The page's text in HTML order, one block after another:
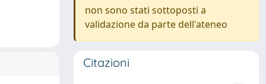
non sono stati sottoposti a
validazione da parte dell'ateneo
Citazioni